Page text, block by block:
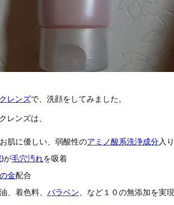
レンズで、洗顔をしてみました。
レンズは、
肌に優しい、弱酸性のアミノ酸系洗浄成分 入り
が毛穴汚れを吸着
金配合
、着色料、 バラベン 、など１０の無添加を実現